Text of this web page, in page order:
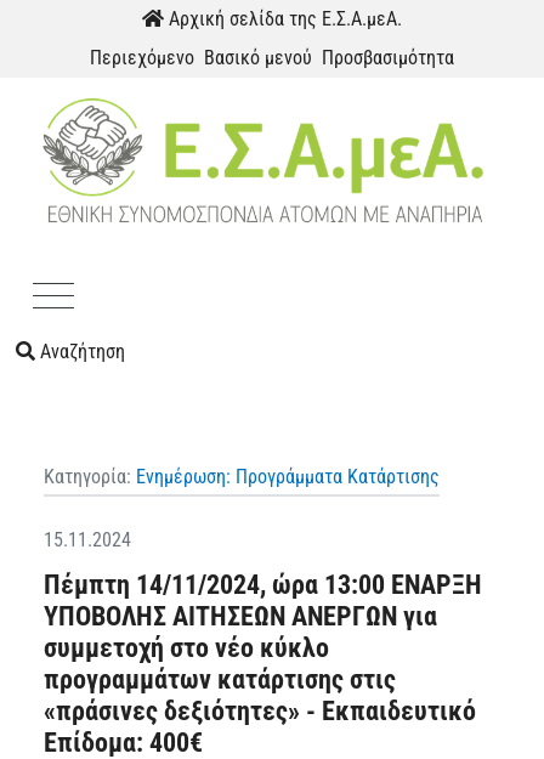
Παράκαμψη προς το περιεχόμενοΑρχική σελίδα της Ε.Σ.Α.μεΑ.
Περιεχόμενο Βασικό μενού Προσβασιμότητα
Αναζήτηση
Κατηγορία: Ενημέρωση: Προγράμματα Κατάρτισης
15.11.2024
Πέμπτη 14/11/2024, ώρα 13:00 ΕΝΑΡΞΗ
ΥΠΟΒΟΛΗΣ ΑΙΤΗΣΕΩΝ ΑΝΕΡΓΩΝ για
συμμετοχή στο νέο κύκλο
προγραμμάτων κατάρτισης στις
«πράσινες δεξιότητες» - Εκπαιδευτικό
Επίδομα: 400€